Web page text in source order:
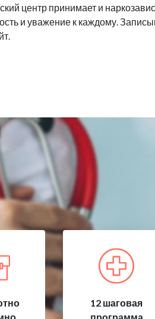
центр принимает и
и уважение к каждому.
12 шаговая